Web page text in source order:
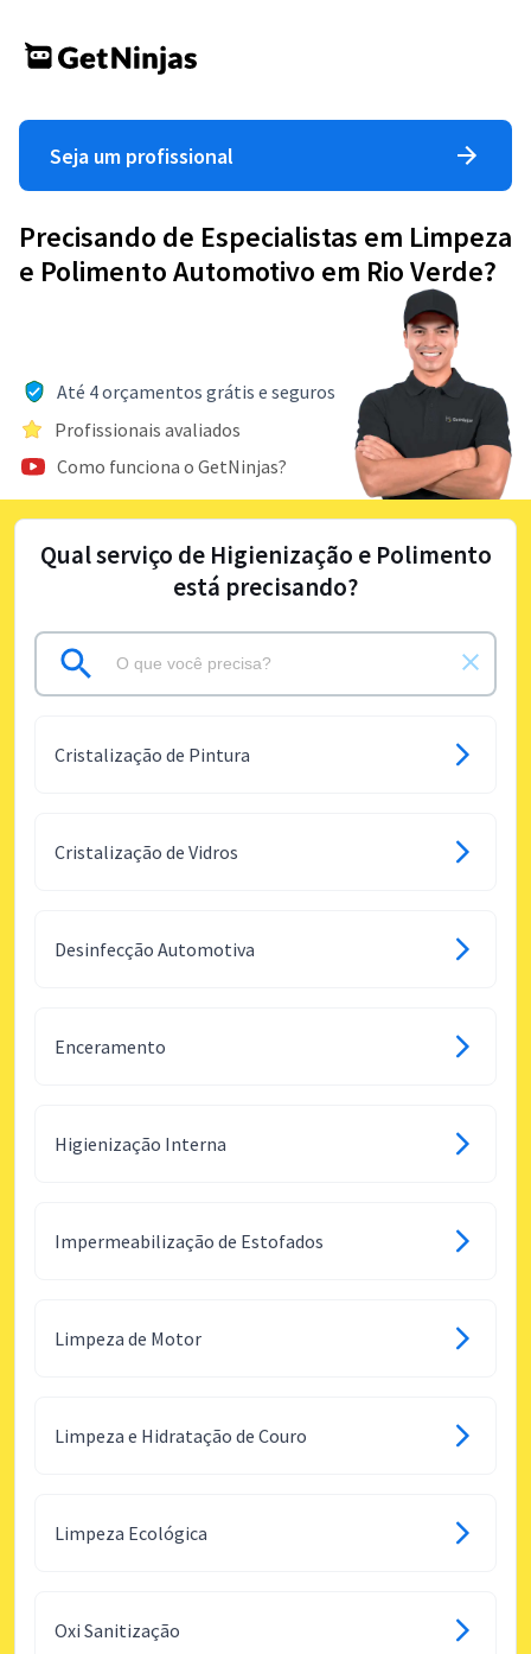
Seja um profissional
Precisando de Especialistas em Limpeza
e Polimento Automotivo em Rio Verde?
Até 4 orçamentos grátis e seguros
Profissionais avaliados
Como funciona o GetNinjas?
Qual serviço de Higienização e Polimento
está precisando?
Cristalização de Pintura
Cristalização de Vidros
Desinfecção Automotiva
Enceramento
Higienização Interna
Impermeabilização de Estofados
Limpeza de Motor
Limpeza e Hidratação de Couro
Limpeza Ecológica
Oxi Sanitização